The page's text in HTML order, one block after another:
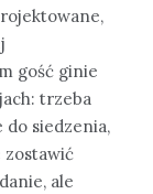
gość ginie
trzeba
do siedzenia,
zostawić
ale